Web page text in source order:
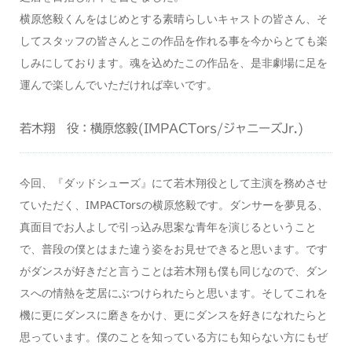
横原悠毅くんをはじめとする素晴らしいキャストの皆さん、そ
してスタッフの皆さんとこの作品を作れる事を今からとても楽
しみにしております。魂を込めたこの作品を、是非劇場に足を
運んで楽しんでいただければ幸いです。
若木翔 役：横原悠毅(IMPACTors/ジャニーズJr.)
今回、『ダッドシューズ』にて若木翔役として主演を務めさせ
ていただく、IMPACTorsの横原悠毅です。ダンサーを夢見る、
真面目でお人よしで引っ込み思案な青年を演じるということ
で、普段の僕とはまた違う姿をお見せできると思います。です
がダンスが好きだと言うことは若木翔も僕も同じなので、ダン
スへの情熱を芝居にぶつけられたらと思います。そしてこれを
機に更にダンスに磨きをかけ、更にダンスを好きになれたらと
思っています。僕のことを知っている方にも知らない方にもぜ